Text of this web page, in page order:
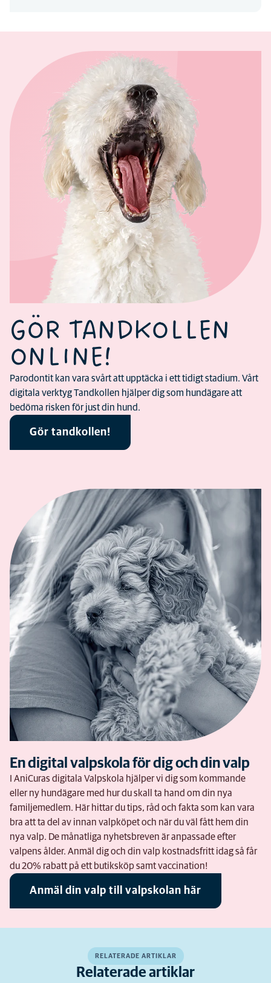
GÖR TANDKOLLEN
ONLINE!
Parodontit kan vara svårt att upptäcka i ett tidigt stadium. Vårt
digitala verktyg Tandkollen hjälper dig som hundägare att
bedöma risken för just din hund.
Gör tandkollen!
En digital valpskola för dig och din valp
I AniCuras digitala Valpskola hjälper vi dig som kommande
eller ny hundägare med hur du skall ta hand om din nya
familjemedlem. Här hittar du tips, råd och fakta som kan vara
bra att ta del av innan valpköpet och när du väl fått hem din
nya valp. De månatliga nyhetsbreven är anpassade efter
valpens ålder. Anmäl dig och din valp kostnadsfritt idag så får
du 20% rabatt på ett butiksköp samt vaccination!
Anmäl din valp till valpskolan här
RELATERADE ARTIKLAR
Relaterade artiklar